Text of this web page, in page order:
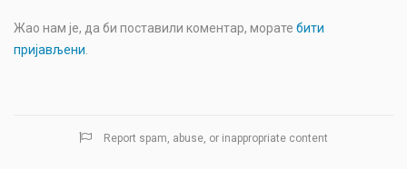
Жао нам је, да би поставили коментар, морате бити
пријављени
Report spam, abuse, or inappropriate content